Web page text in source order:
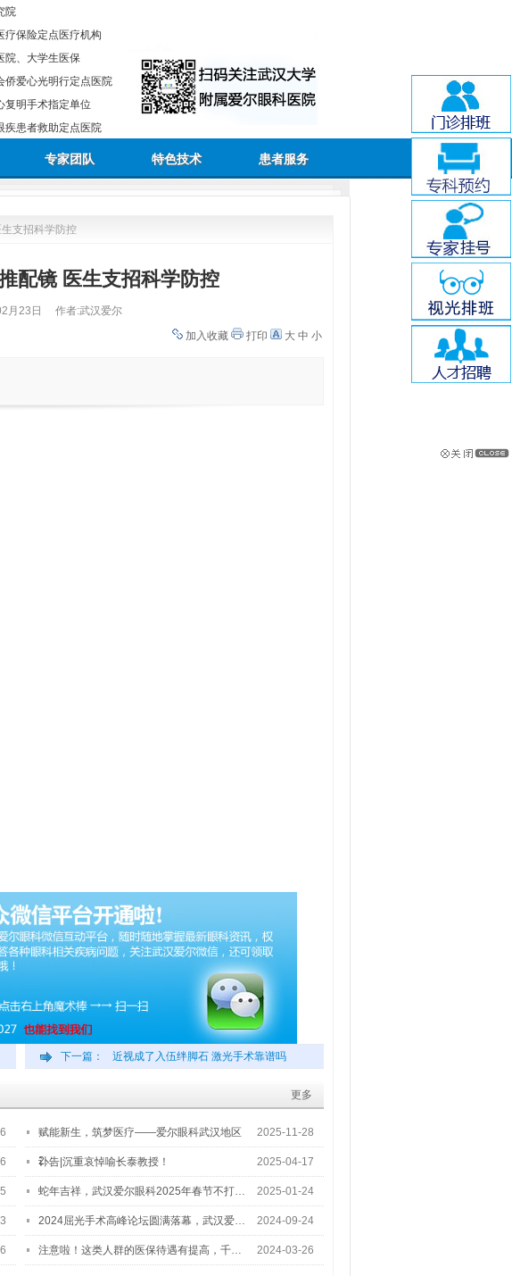
院
疗保险定点医疗机构
院、大学生医保
侨爱心光明行定点医院
复明手术指定单位
疾患者救助定点医院
专家团队 特色技术 患者服务
生支招科学防控
配镜 医生支招科学防控
月23日
作者:武汉爱尔
加入收藏
打印 大 中 小
下一篇： 近视成了入伍绊脚石 激光手术靠谱吗
更多
赋能新生，筑梦医疗——爱尔眼科武汉地区
2…
2025-11-28
讣告|沉重哀悼喻长泰教授！ 2025-04-17
蛇年吉祥，武汉爱尔眼科2025年春节不打… 2025-01-24
2024屈光手术高峰论坛圆满落幕，武汉爱… 2024-09-24
注意啦！这类人群的医保待遇有提高，千… 2024-03-26